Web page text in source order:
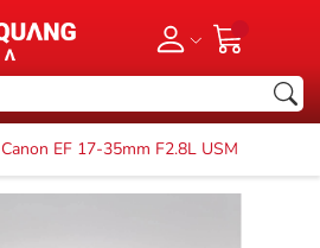
Canon EF 17-35mm F2.8L USM